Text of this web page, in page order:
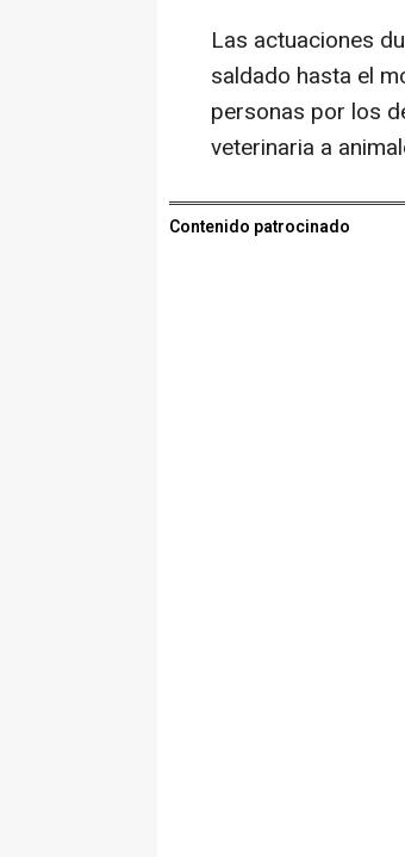
Las actuaciones
saldado hasta el
personas por los
veterinaria a
Contenido patrocinado